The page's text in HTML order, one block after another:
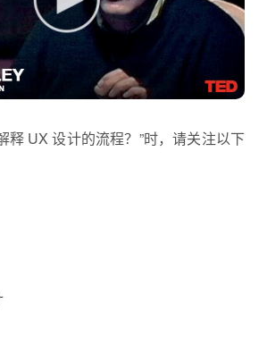
释 UX 设计的流程？”时，请关注以下